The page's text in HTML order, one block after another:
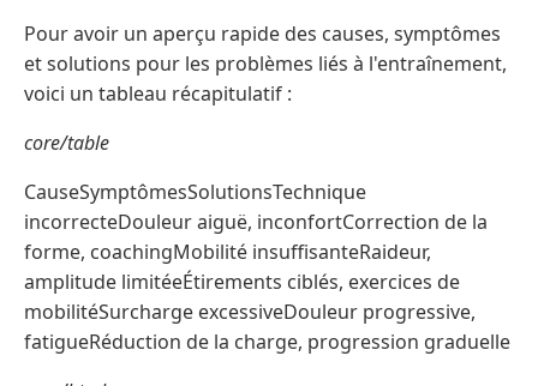
Pour avoir un aperçu rapide des causes, symptômes
et solutions pour les problèmes liés à l'entraînement,
voici un tableau récapitulatif :
core/table
CauseSymptômesSolutionsTechnique
incorrecteDouleur aiguë, inconfortCorrection de la
forme, coachingMobilité insuffisanteRaideur,
amplitude limitéeÉtirements ciblés, exercices de
mobilitéSurcharge excessiveDouleur progressive,
fatigueRéduction de la charge, progression graduelle